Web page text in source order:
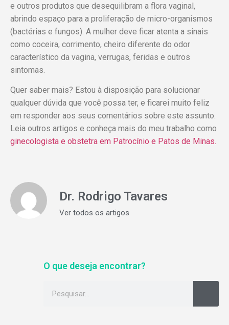
e outros produtos que desequilibram a flora vaginal,
abrindo espaço para a proliferação de micro-organismos
(bactérias e fungos). A mulher deve ficar atenta a sinais
como coceira, corrimento, cheiro diferente do odor
característico da vagina, verrugas, feridas e outros
sintomas.
Quer saber mais? Estou à disposição para solucionar
qualquer dúvida que você possa ter, e ficarei muito feliz
em responder aos seus comentários sobre este assunto.
Leia outros artigos e conheça mais do meu trabalho como
ginecologista e obstetra em Patrocínio e Patos de Minas.
Dr. Rodrigo Tavares
Ver todos os artigos
O que deseja encontrar?